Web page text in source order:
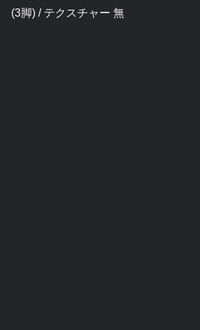
(3脚) / テクスチャー 無